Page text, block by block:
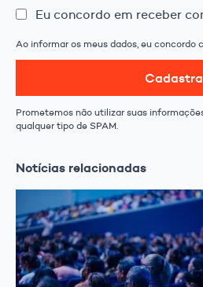
Eu concordo em receber
Ao informar os meus dados, eu concordo
Prometemos não utilizar suas
qualquer tipo de SPAM.
Notícias relacionadas